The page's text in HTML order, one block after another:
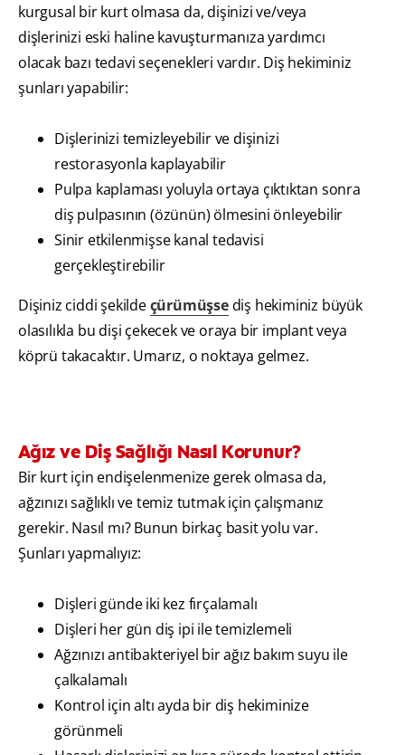
kurgusal bir kurt olmasa da, dişinizi ve/veya
dişlerinizi eski haline kavuşturmanıza yardımcı
olacak bazı tedavi seçenekleri vardır. Diş hekiminiz
şunları yapabilir:
Dişlerinizi temizleyebilir ve dişinizi
restorasyonla kaplayabilir
Pulpa kaplaması yoluyla ortaya çıktıktan sonra
diş pulpasının (özünün) ölmesini önleyebilir
Sinir etkilenmişse kanal tedavisi
gerçekleştirebilir
Dişiniz ciddi şekildeçürümüşsediş hekiminiz büyük
olasılıkla bu dişi çekecek ve oraya bir implant veya
köprü takacaktır. Umarız, o noktaya gelmez.
Ağız ve Diş Sağlığı Nasıl Korunur?
Bir kurt için endişelenmenize gerek olmasa da,
ağzınızı sağlıklı ve temiz tutmak için çalışmanız
gerekir. Nasıl mı? Bunun birkaç basit yolu var.
Şunları yapmalıyız:
Dişleri günde iki kez fırçalamalı
Dişleri her gün diş ipi ile temizlemeli
Ağzınızı antibakteriyel bir ağız bakım suyu ile
çalkalamalı
Kontrol için altı ayda bir diş hekiminize
görünmeli